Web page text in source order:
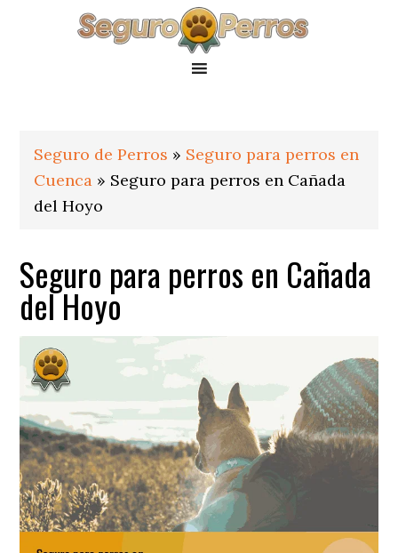
Seguro de Perros » Seguro para perros en
Cuenca » Seguro para perros en Cañada
del Hoyo
Seguro para perros en Cañada
del Hoyo